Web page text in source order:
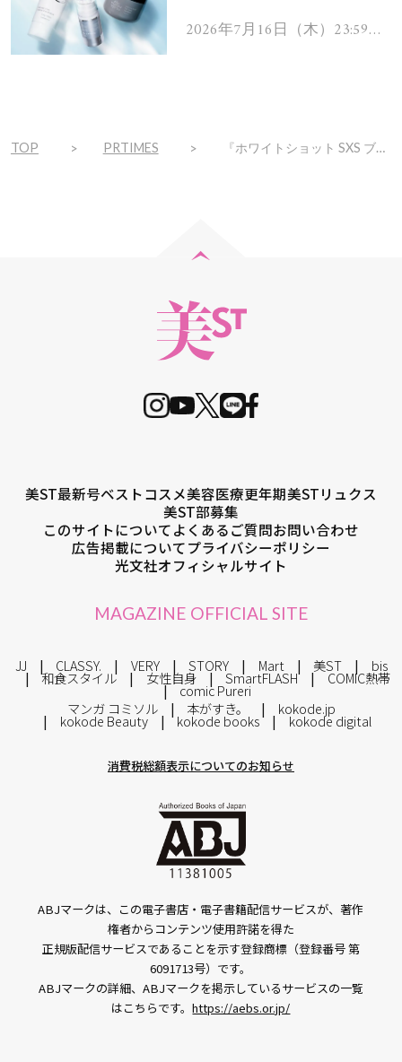
ムを13名様にプレゼン
2026年7月16日（木）23:59ま
TOP PRTIMES 『ホワイトショット SXS ブライトエクスペリエンスキット』5月1日発売
美ST最新号ベストコスメ美容医療更年期美STリュクス
美ST部募集
このサイトについてよくあるご質問お問い合わせ
広告掲載についてプライバシーポリシー
光文社オフィシャルサイト
MAGAZINE OFFICIAL SITE
JJ CLASSY. VERY STORY Mart 美ST bis
和食スタイル 女性自身 SmartFLASH COMIC熱帯
comic Pureri
マンガ コミソル
本がすき。 kokode.jp
kokode Beauty kokode books kokode digital
消費税総額表示についてのお知らせ
ABJマークは、この電子書店・電子書籍配信サービスが、著作
権者からコンテンツ使用許諾を得た
正規版配信サービスであることを示す登録商標（登録番号 第
6091713号）です。
ABJマークの詳細、ABJマークを掲示しているサービスの一覧
はこちらです。https://aebs.or.jp/